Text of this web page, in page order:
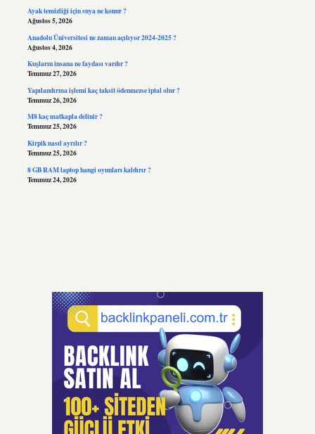
Ayak temizliği için suya ne konur ?
Ağustos 5, 2026
Anadolu Üniversitesi ne zaman açılıyor 2024-2025 ?
Ağustos 4, 2026
Kuşların insana ne faydası vardır ?
Temmuz 27, 2026
Yapılandırma işlemi kaç taksit ödenmezse iptal olur ?
Temmuz 26, 2026
M8 kaç matkapla delinir ?
Temmuz 25, 2026
Kirpik nasıl ayrılır ?
Temmuz 25, 2026
8 GB RAM laptop hangi oyunları kaldırır ?
Temmuz 24, 2026